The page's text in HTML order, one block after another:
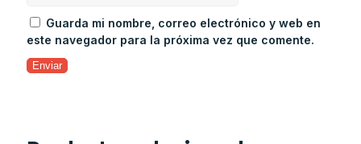
Guarda mi nombre, correo electrónico y web en
este navegador para la próxima vez que comente.